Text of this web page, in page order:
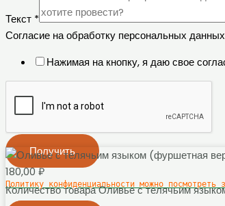
Текст *
Согласие на обработку персональных данных
Нажимая на кнопку, я даю свое
Получить
Политику конфиденциальности можно посмотреть
180,00₽
Количество товара Оливье с телячьим